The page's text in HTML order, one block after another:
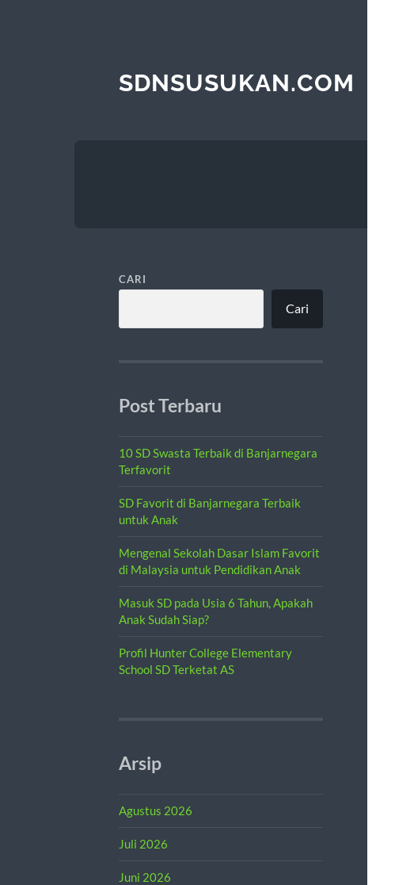
SDNSUSUKAN.COM
CARI
Cari
Post Terbaru
10 SD Swasta Terbaik di Banjarnegara
Terfavorit
SD Favorit di Banjarnegara Terbaik
untuk Anak
Mengenal Sekolah Dasar Islam Favorit
di Malaysia untuk Pendidikan Anak
Masuk SD pada Usia 6 Tahun, Apakah
Anak Sudah Siap?
Profil Hunter College Elementary
School SD Terketat AS
Arsip
Agustus 2026
Juli 2026
Juni 2026